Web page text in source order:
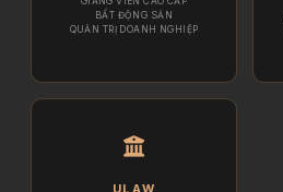
BẤT ĐỘNG SẢN
QUẢN TRỊ DOANH NGHIỆP
ULAW